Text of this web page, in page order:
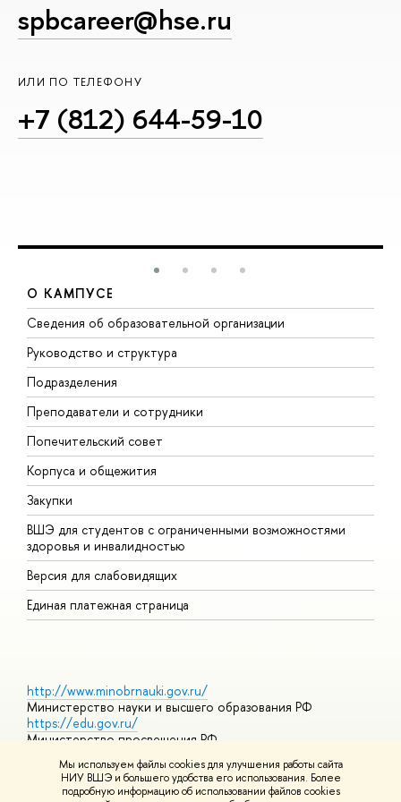
Мы используем файлы cookies для улучшения работы сайта
НИУ ВШЭ и большего удобства его использования. Более
подробную информацию об использовании файлов cookies
spbcareer@hse.ru
ИЛИ ПО ТЕЛЕФОНУ
+7 (812) 644-59-10
О КАМПУСЕ
Сведения об образовательной организации
Руководство и структура
Подразделения
Преподаватели и сотрудники
Попечительский совет
Корпуса и общежития
Закупки
ВШЭ для студентов с ограниченными возможностями
здоровья и инвалидностью
Версия для слабовидящих
Единая платежная страница
http://www.minobrnauki.gov.ru/
Министерство науки и высшего образования РФ
https://edu.gov.ru/
Министерство просвещения РФ
https://elearning.hse.ru/mooc
Массовые открытые онлайн-курсы